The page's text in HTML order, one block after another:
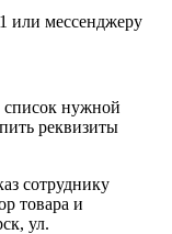
или мессенджеру
список нужной
реквизиты
сотруднику
товара и
ул.